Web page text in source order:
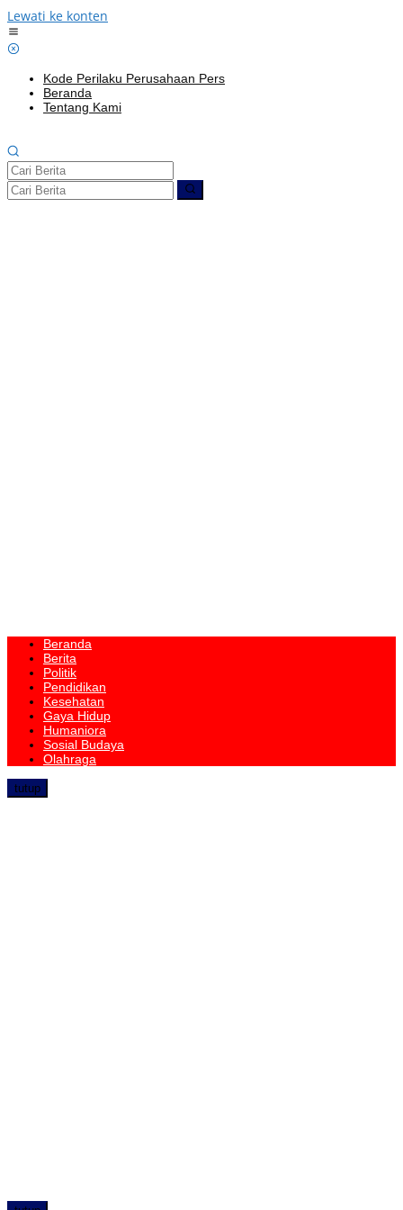
Lewati ke konten
Kode Perilaku Perusahaan Pers
Beranda
Tentang Kami
Beranda
Berita
Politik
Pendidikan
Kesehatan
Gaya Hidup
Humaniora
Sosial Budaya
Olahraga
tutup